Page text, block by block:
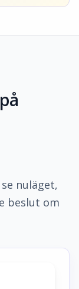
nuläget,
beslut om